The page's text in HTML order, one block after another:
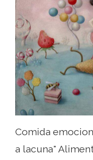
Comida
a lacuna"